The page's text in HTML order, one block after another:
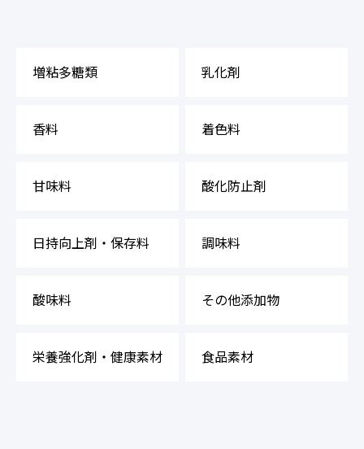
増粘多糖類 乳化剤
香料 着色料
甘味料 酸化防止剤
日持向上剤・保存料 調味料
酸味料 その他添加物
栄養強化剤・健康素材 食品素材